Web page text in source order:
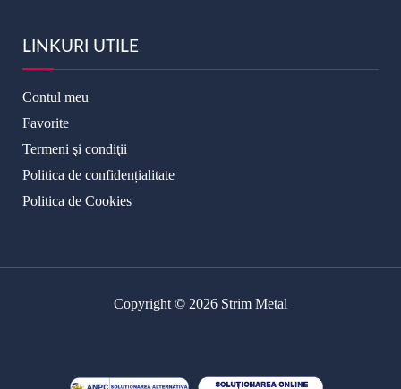
LINKURI UTILE
Contul meu
Favorite
Termeni şi condiţii
Politica de confidențialitate
Politica de Cookies
Copyright © 2026 Strim Metal